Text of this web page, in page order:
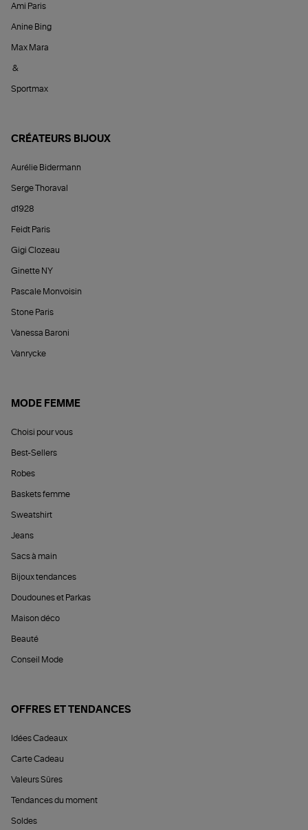
Ami Paris
Anine Bing
Max Mara
&
Sportmax
CRÉATEURS BIJOUX
Aurélie Bidermann
Serge Thoraval
d1928
Feidt Paris
Gigi Clozeau
Ginette NY
Pascale Monvoisin
Stone Paris
Vanessa Baroni
Vanrycke
MODE FEMME
Choisi pour vous
Best-Sellers
Robes
Baskets femme
Sweatshirt
Jeans
Sacs à main
Bijoux tendances
Doudounes et Parkas
Maison déco
Beauté
Conseil Mode
OFFRES ET TENDANCES
Idées Cadeaux
Carte Cadeau
Valeurs Sûres
Tendances du moment
Soldes